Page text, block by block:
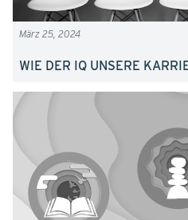
März 25, 2024
WIE DER IQ UNSERE